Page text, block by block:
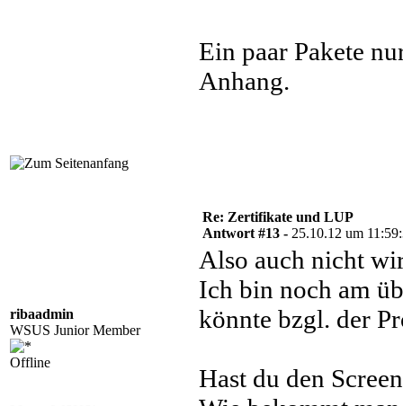
Ein paar Pakete
Anhang.
ribaadmin
WSUS Junior Member
Offline
Re: Zertifikate und LUP
Antwort #13 - 25.10.12 um
Also auch nicht
Ich bin noch am
könnte bzgl. der
Hast du den